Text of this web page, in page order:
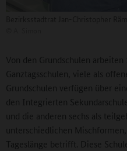
Von den Grundschulen arbeiten
Ganztagsschulen, viele als
Grundschulen verfügen über
den Integrierten
und die anderen sechs als
unterschiedlichen
Tageslänge betrifft. Diese